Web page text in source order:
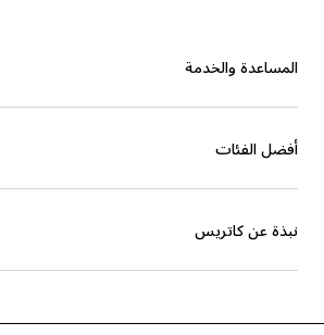
المساعدة والخدمة
أفضل الفئات
نبذة عن كاتريس